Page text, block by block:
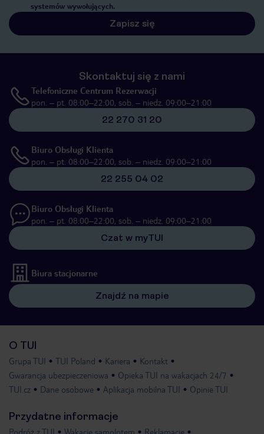
systemów wywołujących.
Zapisz się
Skontaktuj się z nami
Telefoniczne Centrum Rezerwacji
pon. – pt. 08:00–22:00, sob. – niedz. 09:00–21:00
22 270 31 20
Biuro Obsługi Klienta
pon. – pt. 08:00–22:00, sob. – niedz. 09:00–21:00
22 255 04 02
Biuro Obsługi Klienta
pon. – pt. 08:00–22:00, sob. – niedz. 09:00–21:00
Czat w myTUI
Biura stacjonarne
Znajdź na mapie
O TUI
Grupa TUI TUI Poland Kariera
Kontakt
Gwarancja ubezpieczeniowa
Opieka TUI na wakacjach 24/7
TUI.cz
Dane osobowe Aplikacja mobilna TUI Opinie TUI
Przydatne informacje
Podróż z TUI Wakacje samolotem Reklamacje